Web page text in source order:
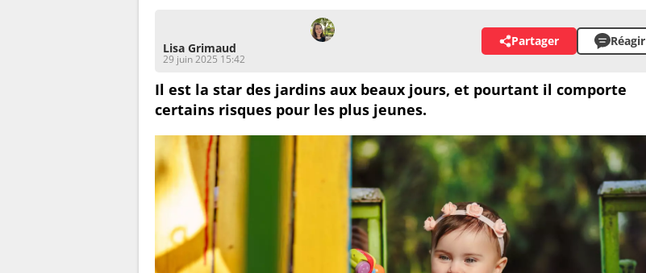
Lisa Grimaud
29 juin 2025 15:42
Partager Réagir
Il est la star des jardins aux beaux jours, et pourtant il comporte
certains risques pour les plus jeunes.